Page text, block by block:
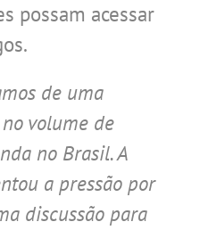
possam acessar
de uma
volume de
no Brasil. A
a pressão por
discussão para